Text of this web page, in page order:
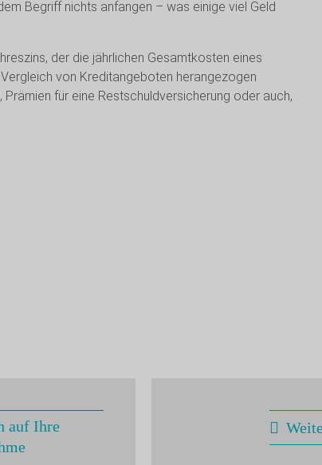
Begriff nichts anfangen – was einige viel Geld
der die jährlichen Gesamtkosten eines
von Kreditangeboten herangezogen
für eine Restschuldversicherung oder auch,
auf Ihre